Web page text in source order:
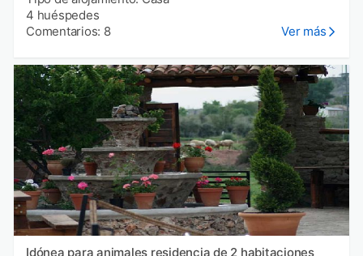
4 huéspedes
Comentarios: 8
Ver más
Idónea para animales residencia de 2 habitaciones